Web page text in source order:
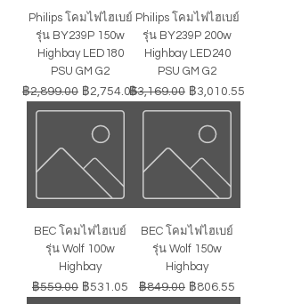
Philips โคมไฟไฮเบย์
รุ่น BY239P 150w
Highbay LED180
PSU GM G2
ราคาปกติ
฿2,899.00 ราคาขายลด
฿2,754.05
Philips โคมไฟไฮเบย์
รุ่น BY239P 200w
Highbay LED240
PSU GM G2
ราคาปกติ
฿3,169.00 ราคาขายลด
฿3,010.55
BEC โคมไฟไฮเบย์
รุ่น Wolf 100w
Highbay
ราคาปกติ
฿559.00 ราคาขายลด
฿531.05
BEC โคมไฟไฮเบย์
รุ่น Wolf 150w
Highbay
ราคาปกติ
฿849.00 ราคาขายลด
฿806.55